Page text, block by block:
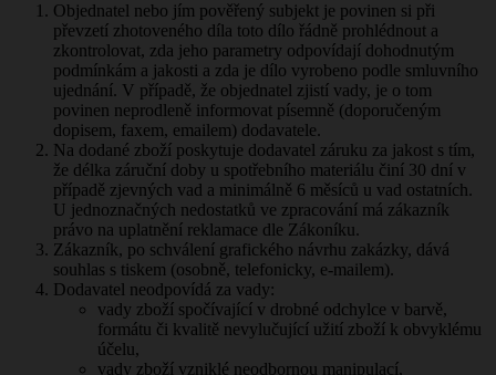
Objednatel nebo jím pověřený subjekt je povinen si při
převzetí zhotoveného díla toto dílo řádně prohlédnout a
zkontrolovat, zda jeho parametry odpovídají dohodnutým
podmínkám a jakosti a zda je dílo vyrobeno podle smluvního
ujednání. V případě, že objednatel zjistí vady, je o tom
povinen neprodleně informovat písemně (doporučeným
dopisem, faxem, emailem) dodavatele.
Na dodané zboží poskytuje dodavatel záruku za jakost s tím,
že délka záruční doby u spotřebního materiálu činí 30 dní v
případě zjevných vad a minimálně 6 měsíců u vad ostatních.
U jednoznačných nedostatků ve zpracování má zákazník
právo na uplatnění reklamace dle Zákoníku.
Zákazník, po schválení grafického návrhu zakázky, dává
souhlas s tiskem (osobně, telefonicky, e-mailem).
Dodavatel neodpovídá za vady:
vady zboží spočívající v drobné odchylce v barvě,
formátu či kvalitě nevylučující užití zboží k obvyklému
účelu,
vady zboží vzniklé neodbornou manipulací,